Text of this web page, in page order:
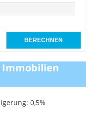
Immobilien
0,5%